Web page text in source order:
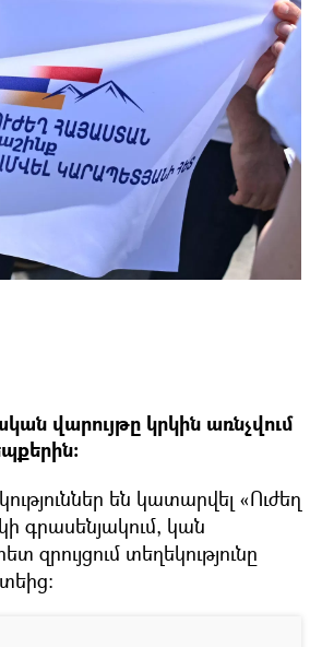
վարույթը կրկին առնչվում
են կատարվել «Ուժեղ
գրասենյակում, կան
զրույցում տեղեկությունը